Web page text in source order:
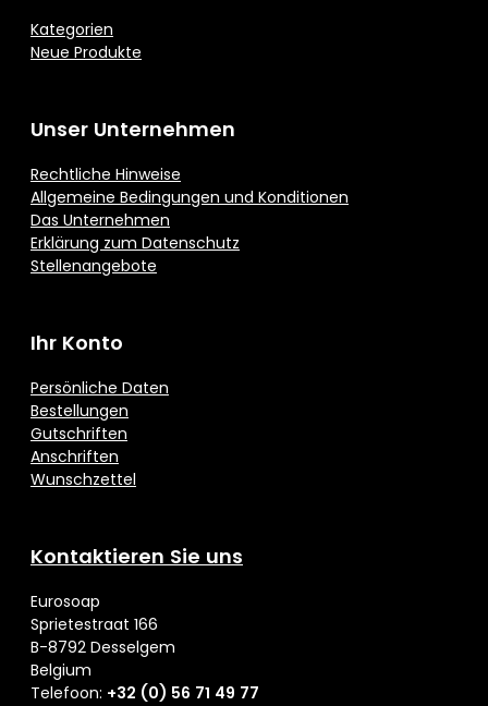
Kategorien
Neue Produkte
Unser Unternehmen
Rechtliche Hinweise
Allgemeine Bedingungen und Konditionen
Das Unternehmen
Erklärung zum Datenschutz
Stellenangebote
Ihr Konto
Persönliche Daten
Bestellungen
Gutschriften
Anschriften
Wunschzettel
Kontaktieren Sie uns
Eurosoap
Sprietestraat 166
B-8792 Desselgem
Belgium
Telefoon: +32 (0) 56 71 49 77